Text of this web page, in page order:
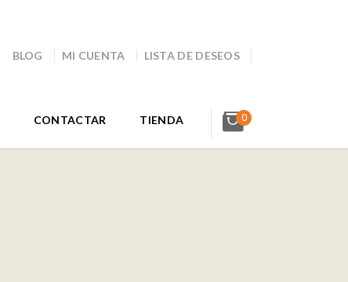
BLOG MI CUENTA LISTA DE DESEOS
CONTACTAR TIENDA 0